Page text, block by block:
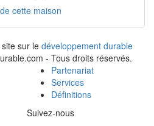
cette maison
sur le développement durable
- Tous droits réservés.
Partenariat
Services
Définitions
Suivez-nous